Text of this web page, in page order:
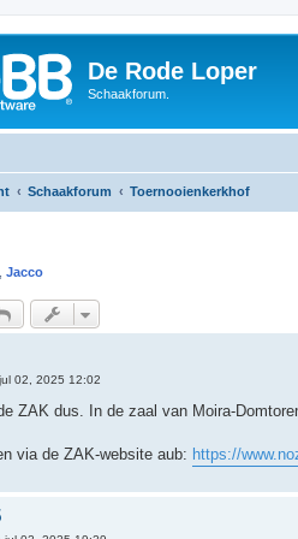
De Rode Loper
Schaakforum.
Schaakforum Toernooienkerkhof
Jacco
02, 2025 12:02
ZAK dus. In de zaal van Moira-
via de ZAK-website aub: https://